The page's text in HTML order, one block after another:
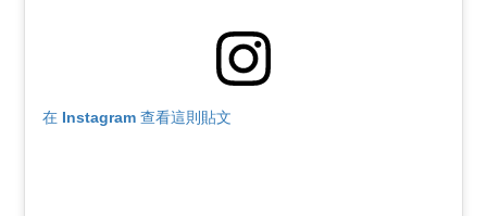
在 Instagram 查看這則貼文